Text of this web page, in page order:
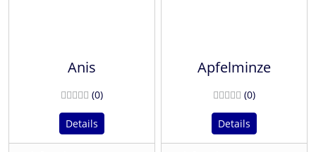
Anis
(0Bewertungen
)
Details
Apfelminze
(0)
Details